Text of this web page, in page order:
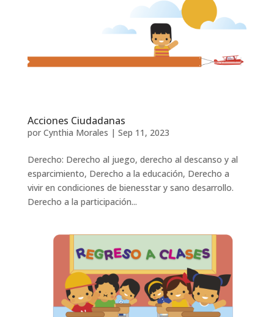
Acciones Ciudadanas
por Cynthia Morales | Sep 11, 2023
Derecho: Derecho al juego, derecho al descanso y al
esparcimiento, Derecho a la educación, Derecho a
vivir en condiciones de bienesstar y sano desarrollo.
Derecho a la participación...